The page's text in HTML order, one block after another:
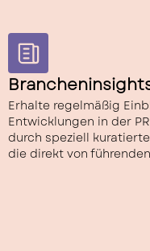
Erhalte regelmäßig
Entwicklungen in der
durch speziell
die direkt von